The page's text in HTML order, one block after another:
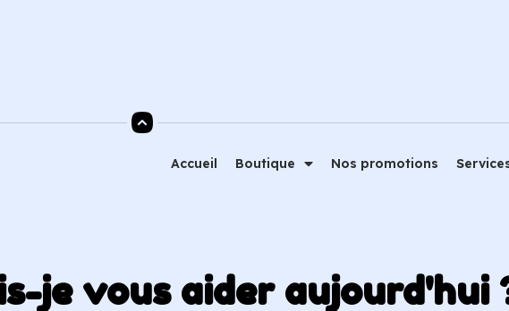
Accueil Boutique Nos promotions
je vous aider aujourd'hui